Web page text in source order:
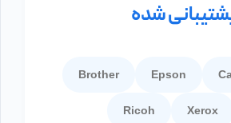
شده
Epson
Brother
Xerox
Ricoh